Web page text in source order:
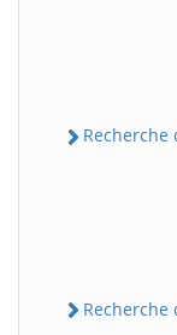
Recherche
Recherche